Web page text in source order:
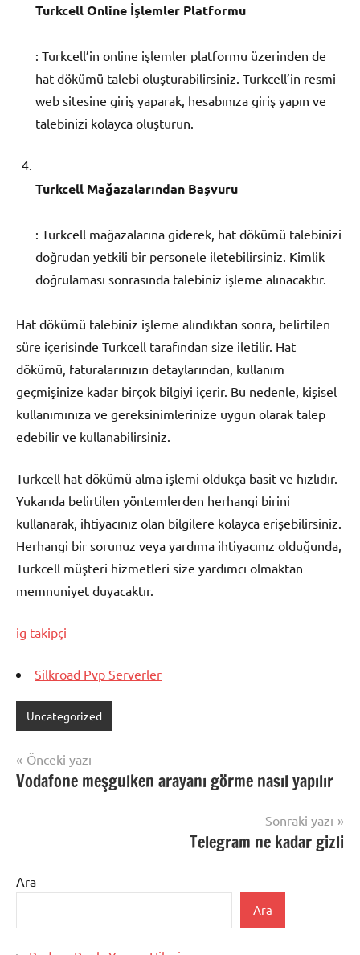
Turkcell Online İşlemler Platformu
: Turkcell’in online işlemler platformu üzerinden de
hat dökümü talebi oluşturabilirsiniz. Turkcell’in resmi
web sitesine giriş yaparak, hesabınıza giriş yapın ve
talebinizi kolayca oluşturun.
Turkcell Mağazalarından Başvuru
: Turkcell mağazalarına giderek, hat dökümü talebinizi
doğrudan yetkili bir personele iletebilirsiniz. Kimlik
doğrulaması sonrasında talebiniz işleme alınacaktır.
Hat dökümü talebiniz işleme alındıktan sonra, belirtilen
süre içerisinde Turkcell tarafından size iletilir. Hat
dökümü, faturalarınızın detaylarından, kullanım
geçmişinize kadar birçok bilgiyi içerir. Bu nedenle, kişisel
kullanımınıza ve gereksinimlerinize uygun olarak talep
edebilir ve kullanabilirsiniz.
Turkcell hat dökümü alma işlemi oldukça basit ve hızlıdır.
Yukarıda belirtilen yöntemlerden herhangi birini
kullanarak, ihtiyacınız olan bilgilere kolayca erişebilirsiniz.
Herhangi bir sorunuz veya yardıma ihtiyacınız olduğunda,
Turkcell müşteri hizmetleri size yardımcı olmaktan
memnuniyet duyacaktır.
ig takipçi
Silkroad Pvp Serverler
Uncategorized
Yazı
gezinmesi
Önceki yazı
Vodafone meşgulken arayanı görme nasıl yapılır
Sonraki yazı
Telegram ne kadar gizli
Ara
Ara